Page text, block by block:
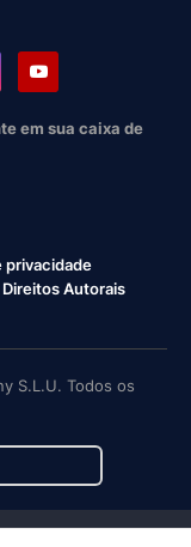
em sua caixa de
privacidade
Autorais
S.L.U. Todos os